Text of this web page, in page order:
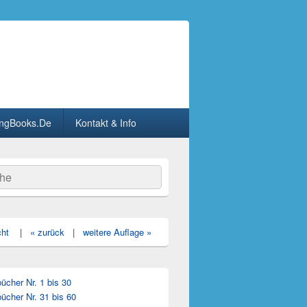
Kontakt & Info
| « zurück | weitere Auflage »
Nr. 1 bis 30
Nr. 31 bis 60